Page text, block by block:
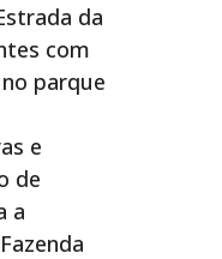
da
com
parque
e
de
a